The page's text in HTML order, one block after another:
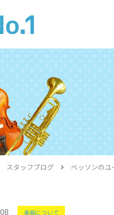
スタッフブログ ベッソンの
楽器について